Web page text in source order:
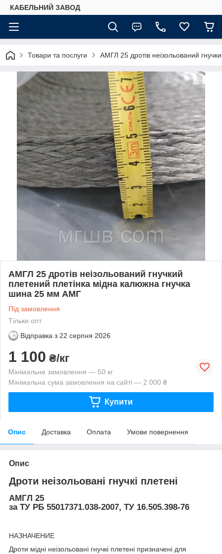
КАБЕЛЬНИЙ ЗАВОД
Товари та послуги АМГЛ 25 дротів неізольований
АМГЛ 25 дротів неізольований гнучкий
плетений плетінка мідна калюжна гнучка
шина 25 мм АМГ
Під замовлення
Тільки опт
Відправка з 22 серпня 2026
1 100 ₴/кг
Мінімальне замовлення — 50 кг
Мінімальна сума замовлення на сайті — 2 000 ₴
Купити
Опис Доставка Оплата Умови повернення
Опис
Дроти неізольовані гнучкі плетені
АМГЛ 25
за ТУ РБ 55017371.038-2007, ТУ 16.505.398-76
НАЗНАЧЕНИЕ
Дроти мідні неізольовані гнучкі плетені призначені для